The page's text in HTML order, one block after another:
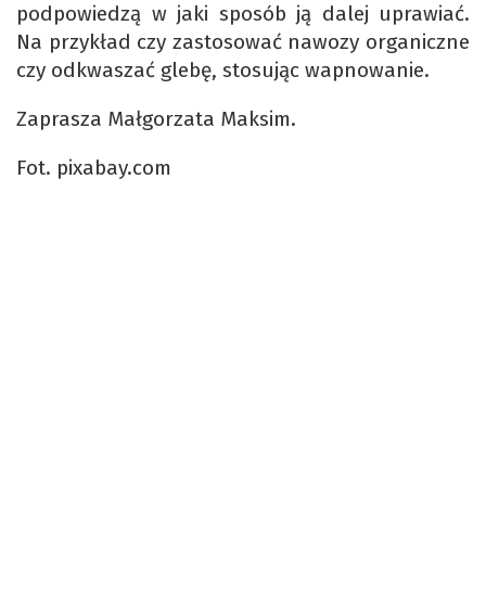
podpowiedzą w jaki sposób ją dalej uprawiać.
Na przykład czy zastosować nawozy organiczne
czy odkwaszać glebę, stosując wapnowanie.
Zaprasza Małgorzata Maksim.
Fot. pixabay.com